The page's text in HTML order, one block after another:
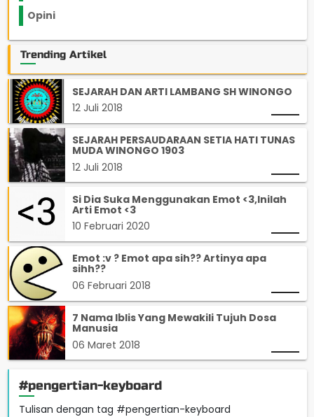
Opini
Trending Artikel
SEJARAH DAN ARTI LAMBANG SH WINONGO
12 Juli 2018
SEJARAH PERSAUDARAAN SETIA HATI TUNAS
MUDA WINONGO 1903
12 Juli 2018
Si Dia Suka Menggunakan Emot <3,Inilah
Arti Emot <3
10 Februari 2020
Emot :v ? Emot apa sih?? Artinya apa
sihh??
06 Februari 2018
7 Nama Iblis Yang Mewakili Tujuh Dosa
Manusia
06 Maret 2018
#pengertian-keyboard
Tulisan dengan tag #pengertian-keyboard